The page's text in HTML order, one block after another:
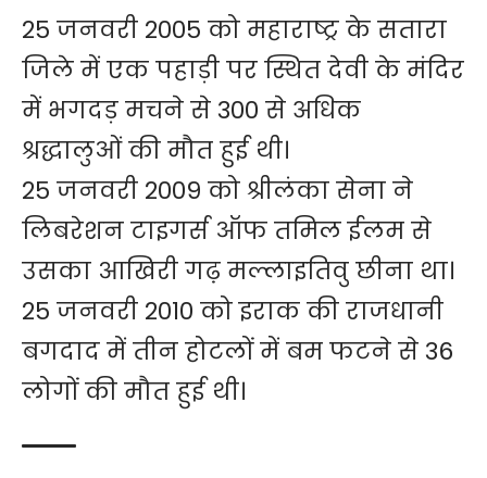
25 जनवरी 2005 को महाराष्ट्र के सतारा
जिले में एक पहाड़ी पर स्थित देवी के मंदिर
में भगदड़ मचने से 300 से अधिक
श्रद्धालुओं की मौत हुई थी।
25 जनवरी 2009 को श्रीलंका सेना ने
लिबरेशन टाइगर्स ऑफ तमिल ईलम से
उसका आखिरी गढ़ मल्लाइतिवु छीना था।
25 जनवरी 2010 को इराक की राजधानी
बगदाद में तीन होटलों में बम फटने से 36
लोगों की मौत हुई थी।